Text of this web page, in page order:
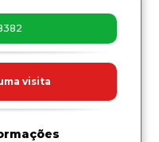
visita